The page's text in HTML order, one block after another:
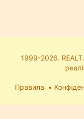
1999-2026.
Правила